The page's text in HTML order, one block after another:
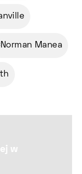
Norman Manea
w